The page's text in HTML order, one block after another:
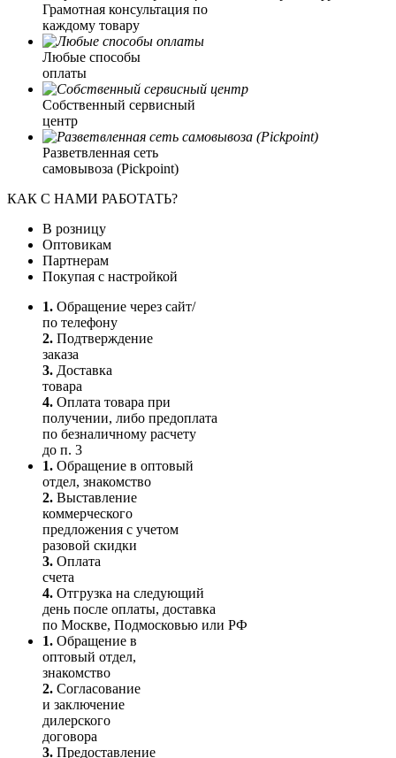
Грамотная консультация по
каждому товару
Любые способы
оплаты
Собственный сервисный
центр
Разветвленная сеть
самовывоза (Pickpoint)
КАК С НАМИ РАБОТАТЬ?
В розницу
Оптовикам
Партнерам
Покупая с настройкой
1. Обращение через сайт/
по телефону
2. Подтверждение
заказа
3. Доставка
товара
4. Оплата товара при
получении, либо предоплата
по безналичному расчету
до п. 3
1. Обращение в оптовый
отдел, знакомство
2. Выставление
коммерческого
предложения с учетом
разовой скидки
3. Оплата
счета
4. Отгрузка на следующий
день после оплаты, доставка
по Москве, Подмосковью или РФ
1. Обращение в
оптовый отдел,
знакомство
2. Согласование
и заключение
дилерского
договора
3. Пре­до­ста­вле­ние